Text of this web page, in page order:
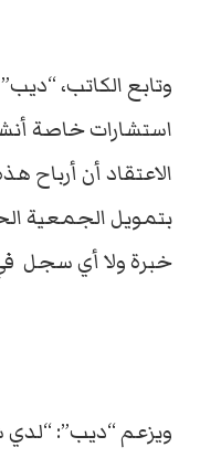
وتابع الكاتب،
الاعتقاد أن أرباح
بتمويل الجمعية
خبرة ولا أي سجل
ويزعم “ديب”: